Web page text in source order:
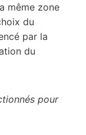
même zone
du
par la
du
pour